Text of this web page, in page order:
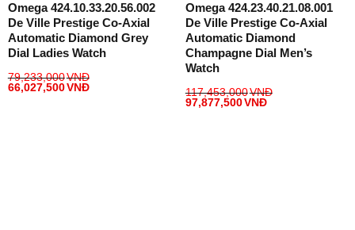
Omega 424.10.33.20.56.002
De Ville Prestige Co-Axial
Automatic Diamond Grey
Dial Ladies Watch
79,233,000VNĐ
66,027,500VNĐ
Omega 424.23.40.21.08.001
De Ville Prestige Co-Axial
Automatic Diamond
Champagne Dial Men’s
Watch
117,453,000VNĐ
97,877,500VNĐ